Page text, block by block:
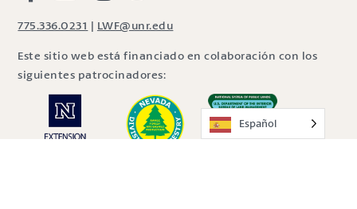
775.336.0231 | LWF@unr.edu
Este sitio web está financiado en colaboración con los
siguientes patrocinadores:
Español